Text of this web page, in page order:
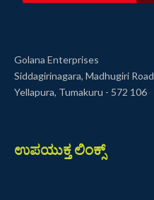
Golana Enterprises
Siddagirinagara, Madhugiri Road
Yellapura, Tumakuru - 572 106
ಉಪಯುಕ್ತ ಲಿಂಕ್ಸ್